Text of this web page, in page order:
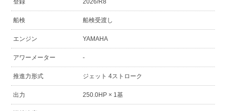
登録 2026/R8
船検 船検受渡し
エンジン YAMAHA
アワーメーター -
推進力形式 ジェット 4ストローク
出力 250.0HP × 1基